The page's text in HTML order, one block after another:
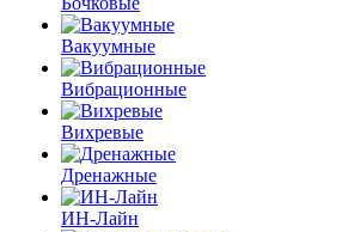
Вакуумные
Вибрационные
Вихревые
Дренажные
ИН-Лайн